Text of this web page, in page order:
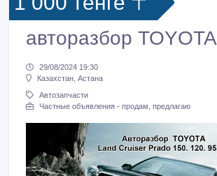
авторазбор TOYOTA
29/08/2024 19:30
Казахстан, Астана
Автозапчасти
Частные объявления - продам, предлагаю